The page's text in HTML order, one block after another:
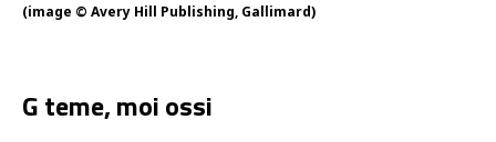
(image © Avery Hill Publishing, Gallimard)
G teme, moi ossi